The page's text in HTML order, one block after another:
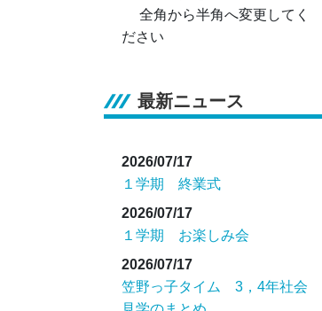
全角から半角へ変更してく
ださい
最新ニュース
2026/07/17
１学期 終業式
2026/07/17
１学期 お楽しみ会
2026/07/17
笠野っ子タイム 3，4年社会